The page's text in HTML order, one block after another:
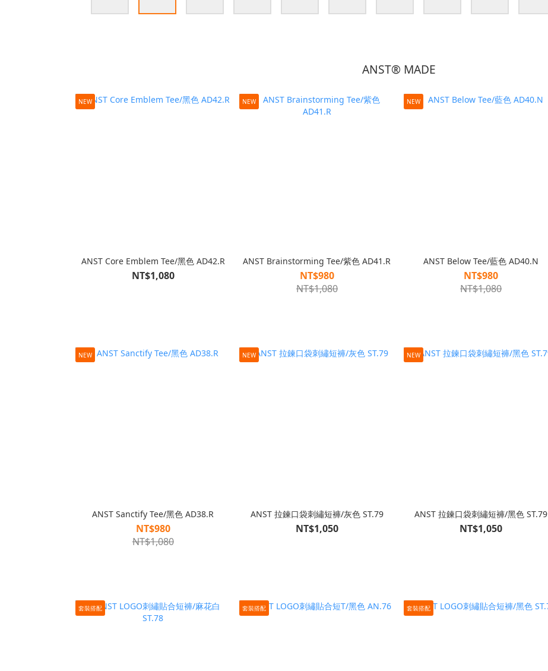
ANST® MADE
NEW
ANST Core Emblem Tee/黑色 AD42.R
NT$1,080
NEW
ANST Brainstorming Tee/紫色 AD41.R
NT$980
NT$1,080
NEW
ANST Below Tee/藍色 AD40.N
NT$980
NT$1,080
NEW
ANST Sanctify Tee/黑色 AD38.R
NT$980
NT$1,080
NEW
ANST 拉鍊口袋刺繡短褲/灰色 ST.79
NT$1,050
NEW
ANST 拉鍊口袋刺繡短褲/黑色 ST.79
NT$1,050
套裝搭配 套裝搭配 套裝搭配